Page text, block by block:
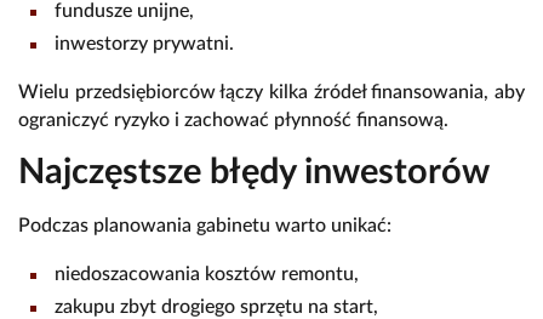
fundusze unijne,
inwestorzy prywatni.
Wielu przedsiębiorców łączy kilka źródeł finansowania, aby
ograniczyć ryzyko i zachować płynność finansową.
Najczęstsze błędy inwestorów
Podczas planowania gabinetu warto unikać:
niedoszacowania kosztów remontu,
zakupu zbyt drogiego sprzętu na start,